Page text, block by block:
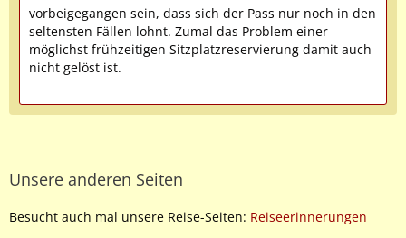
vorbeigegangen sein, dass sich der Pass nur noch in den
seltensten Fällen lohnt. Zumal das Problem einer
möglichst frühzeitigen Sitzplatzreservierung damit auch
nicht gelöst ist.
Unsere anderen Seiten
Besucht auch mal unsere Reise-Seiten: Reiseerinnerungen